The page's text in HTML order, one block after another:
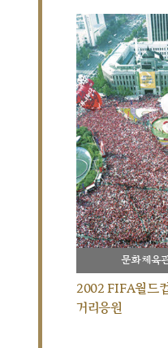
문화체육
2002 FIFA월드
거리응원